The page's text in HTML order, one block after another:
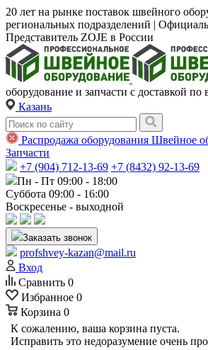
20 лет на рынке поставок швейного
региональных подразделений |
Представитель ZOJE в России
оборудование и запчасти с доставкой по
Казань
Распродажа оборудования Швейное
Запчасти
+7 (904) 712-13-69 +7 (8432) 92-13-69
Пн - Пт 09:00 - 18:00
Суббота 09:00 - 16:00
Воскресенье - выходной
Заказать звонок
profshvey-kazan@mail.ru
Вход
Сравнить 0
Избранное 0
Корзина 0
К сожалению, ваша корзина пуста.
Исправить это недоразумение очень